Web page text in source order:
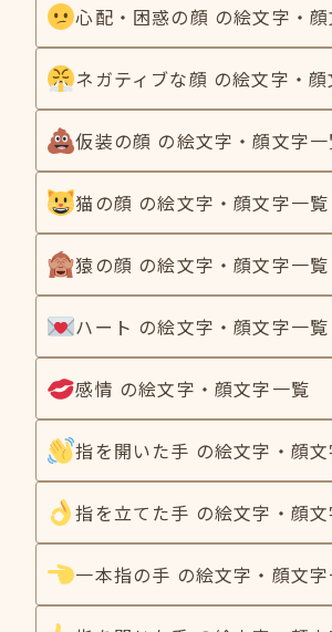
心配・困惑の顔 の絵文字・
ネガティブな顔 の絵文字・
仮装の顔 の絵文字・顔文字
猫の顔 の絵文字・顔文字一覧
猿の顔 の絵文字・顔文字一覧
ハート の絵文字・顔文字一覧
感情 の絵文字・顔文字一覧
指を開いた手 の絵文字・顔
指を立てた手 の絵文字・顔
一本指の手 の絵文字・顔文